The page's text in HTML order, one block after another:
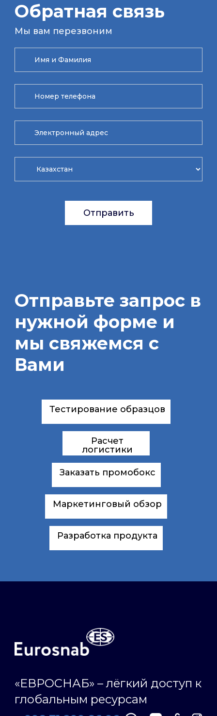
Обратная связь
Мы вам перезвоним
Отправить
Отправьте запрос в
нужной форме и
мы свяжемся с
Вами
Тестирование образцов
Расчет
логистики
Заказать промобокс
Маркетинговый обзор
Разработка продукта
«ЕВРОСНАБ» – лёгкий доступ к
глобальным ресурсам